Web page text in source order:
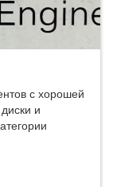
с хорошей
и